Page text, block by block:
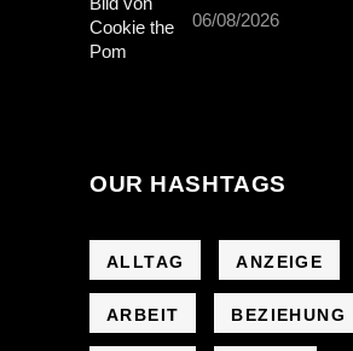
06/08/2026
OUR HASHTAGS
ALLTAG ANZEIGE
ARBEIT BEZIEHUNG